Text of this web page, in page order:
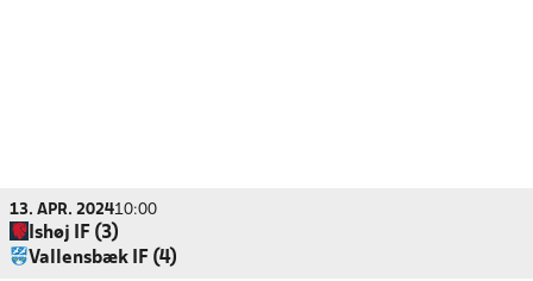
13. APR. 202410:00
Ishøj IF (3)
Vallensbæk IF (4)